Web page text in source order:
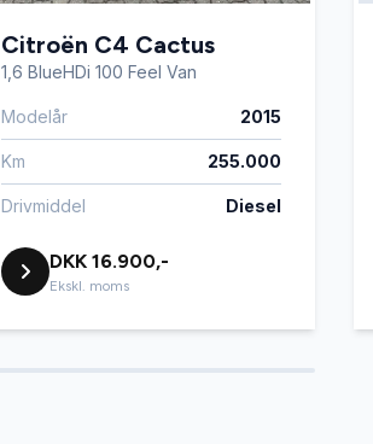
Citroën C4 Cactus
1,6 BlueHDi 100 Feel Van
Modelår 2015
Km 255.000
Drivmiddel Diesel
DKK 16.900,-
Ekskl. moms